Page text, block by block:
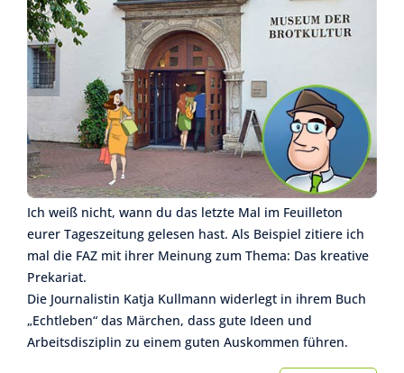
Ich weiß nicht, wann du das letzte Mal im Feuilleton
eurer Tageszeitung gelesen hast. Als Beispiel zitiere ich
mal die FAZ mit ihrer Meinung zum Thema: Das kreative
Prekariat.
Die Journalistin Katja Kullmann widerlegt in ihrem Buch
„Echtleben“ das Märchen, dass gute Ideen und
Arbeitsdisziplin zu einem guten Auskommen führen.